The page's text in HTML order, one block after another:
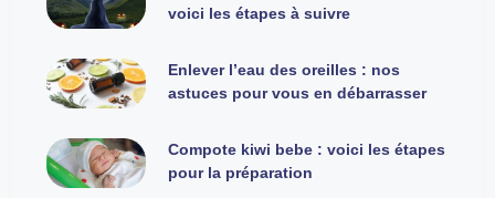
voici les étapes à suivre
Enlever l’eau des oreilles : nos
astuces pour vous en débarrasser
Compote kiwi bebe : voici les étapes
pour la préparation